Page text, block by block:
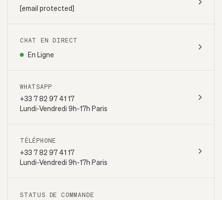
[email protected]
CHAT EN DIRECT
En Ligne
WHATSAPP
+33 7 82 97 41 17
Lundi-Vendredi 9h-17h Paris
TÉLÉPHONE
+33 7 82 97 41 17
Lundi-Vendredi 9h-17h Paris
STATUS DE COMMANDE